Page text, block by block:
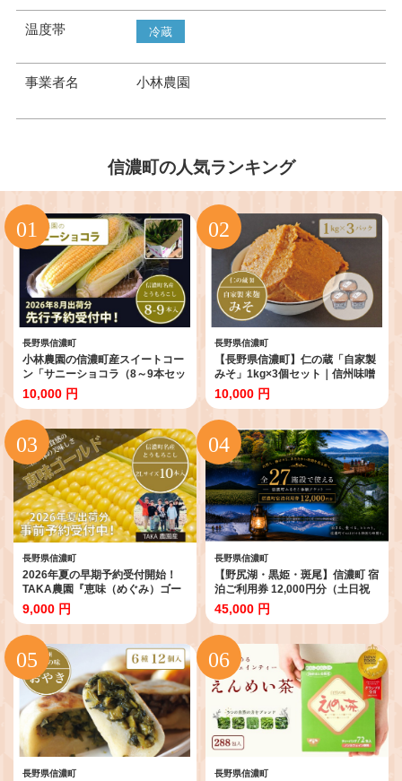
温度帯 冷蔵
事業者名 小林農園
信濃町の人気ランキング
長野県信濃町
小林農園の信濃町産スイートコー
ン「サニーショコラ（8～9本セッ
ト）」令和8年8月上旬～出荷予定
【2026年夏のご予約受付開始！】
生産者直送とうもろこし【長野県
信濃町ふるさと納税】
10,000 円
長野県信濃町
【長野県信濃町】仁の蔵「自家製
みそ」1kg×3個セット｜信州味噌
／米味噌【ふるさと納税】
10,000 円
長野県信濃町
2026年夏の早期予約受付開始！
TAKA農園『恵味（めぐみ）ゴー
ルド』２Lサイズ（1本450ｇ相
当）×10本セット｜生でも食べら
れる信濃町名産とうもろこし／ス
イートコーンの人気品種 令和8年
7月下旬～8月下旬に出荷予定
【長野県信濃町ふるさと納税】
9,000 円
長野県信濃町
【野尻湖・黒姫・斑尾】信濃町 宿
泊ご利用券 12,000円分（土日祝
OK / 有効期限1年間） 森と湖のリ
ゾート｜ホテル・ペンション・湖
畔の宿 全27施設対応
45,000 円
長野県信濃町 長野県信濃町